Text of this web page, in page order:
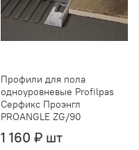
Профили для пола
одноуровневые Profilpas
Серфикс Проэнгл
PROANGLE ZG/90
1 160 ₽ шт